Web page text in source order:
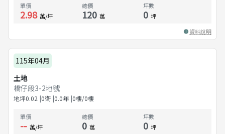
單價
2.98 萬/坪
總價
120 萬
坪數
0 坪
資料說明
115年04月
土地
橋仔段3-2地號
地坪0.02 0衛 0.0年 0樓/0樓
單價
-- 萬/坪
總價
0 萬
坪數
0 坪